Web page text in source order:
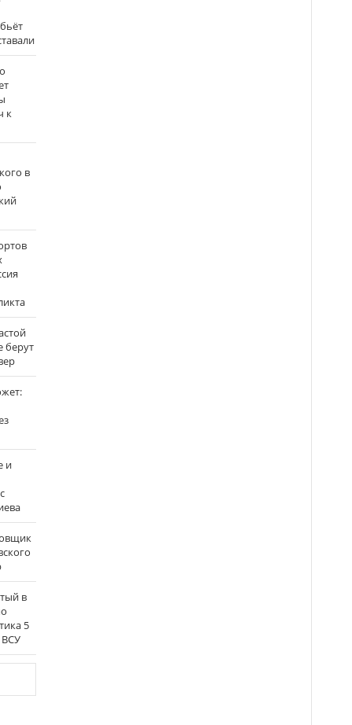
к
в
берут
и
в
5
ВСУ